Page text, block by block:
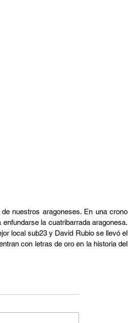
nuestros aragoneses. En una crono
la cuatribarrada aragonesa.
local sub23 y David Rubio se llevó el
con letras de oro en la historia del